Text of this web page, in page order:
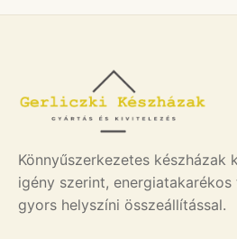
Könnyűszerkezetes készházak
igény szerint,
gyors helyszíni összeállítással.